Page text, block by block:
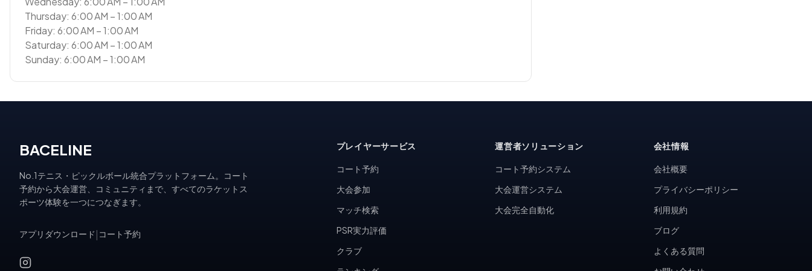
Thursday: 6:00 AM – 1:00 AM
Friday: 6:00 AM – 1:00 AM
Saturday: 6:00 AM – 1:00 AM
Sunday: 6:00 AM – 1:00 AM
BACELINE
No.1テニス・ピックルボール統合プラットフォーム。コート
予約から大会運営、コミュニティまで、すべてのラケットス
ポーツ体験を一つにつなぎます。
アプリダウンロード コート予約
プレイヤーサービス
コート予約
大会参加
マッチ検索
PSR実力評価
クラブ
運営者ソリューション
コート予約システム
大会運営システム
大会完全自動化
会社情報
会社概要
プライバシーポリシー
利用規約
ブログ
よくある質問